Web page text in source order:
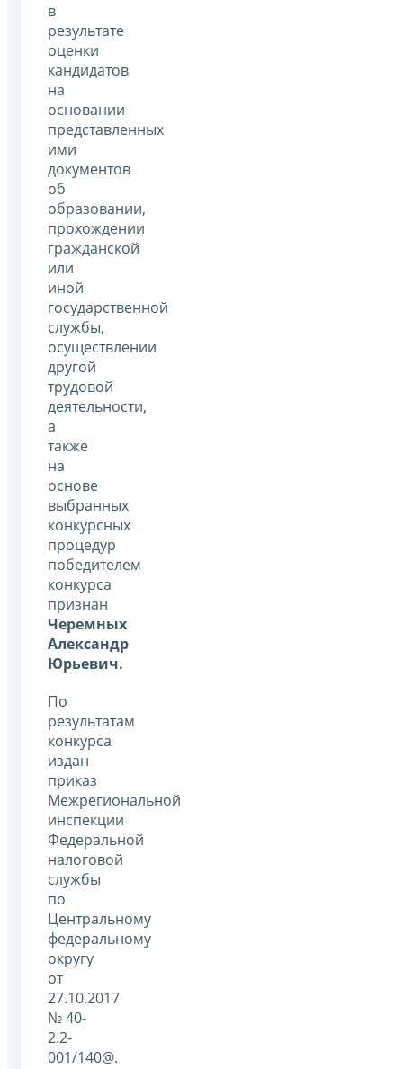
в
результате
оценки
кандидатов
на
основании
представленных
ими
документов
об
образовании,
прохождении
гражданской
или
иной
государственной
службы,
осуществлении
другой
трудовой
деятельности,
а
также
на
основе
выбранных
конкурсных
процедур
победителем
конкурса
признан
Черемных
Александр
Юрьевич.
По
результатам
конкурса
издан
приказ
Межрегиональной
инспекции
Федеральной
налоговой
службы
по
Центральному
федеральному
округу
от
27.10.2017
№ 40-
2.2-
001/140@.